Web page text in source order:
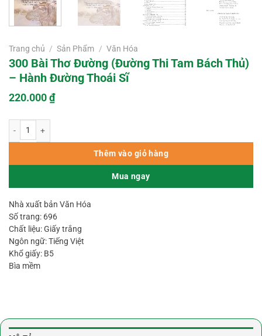
Trang chủ / Sản Phẩm / Văn Hóa
300 Bài Thơ Đường (Đường Thi Tam Bách Thủ)
– Hành Đường Thoái Sĩ
220.000₫
Thêm vào giỏ hàng
Mua ngay
Nhà xuất bản Văn Hóa
Số trang: 696
Chất liệu: Giấy trắng
Ngôn ngữ: Tiếng Việt
Khổ giấy: B5
Bìa mềm